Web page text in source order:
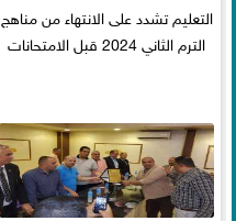
التعليم تشدد على الانتهاء من مناهج
الترم الثاني 2024 قبل الامتحانات